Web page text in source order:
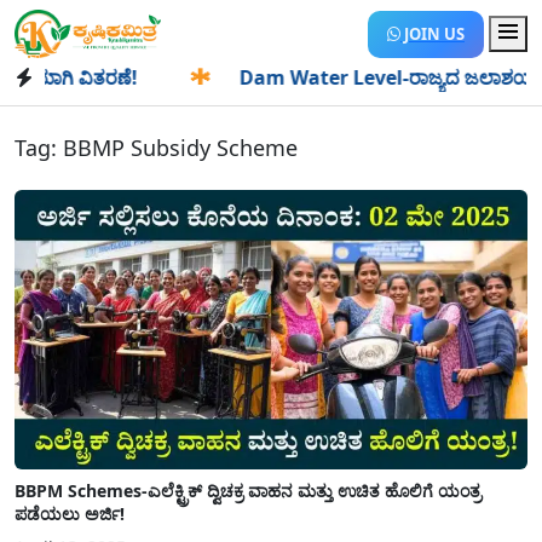
JOIN US
ವಿತರಣೆ! Dam Water Level-ರಾಜ್ಯದ ಜಲಾಶಯಗಳಿಗೆ
Tag: BBMP Subsidy Scheme
BBPM Schemes-ಎಲೆಕ್ಟ್ರಿಕ್ ದ್ವಿಚಕ್ರ ವಾಹನ ಮತ್ತು ಉಚಿತ ಹೊಲಿಗೆ ಯಂತ್ರ
ಪಡೆಯಲು ಅರ್ಜಿ!